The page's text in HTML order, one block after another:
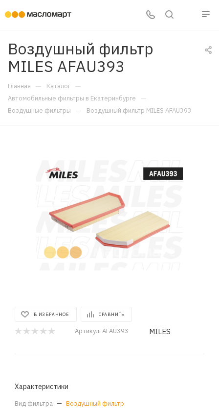
Воздушный фильтр
MILES AFAU393
Главная — Каталог —
Автомобильные фильтры в Екатеринбурге —
Воздушные фильтры — Воздушный фильтр MILES AFAU393
В ИЗБРАННОЕ СРАВНИТЬ
Артикул: AFAU393 MILES
Характеристики
Вид фильтра — Воздушный фильтр